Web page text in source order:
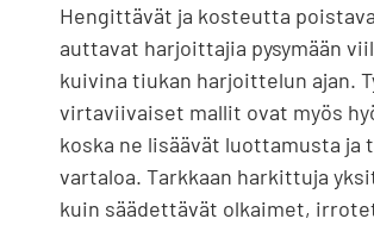
Hengittävät ja kosteutta
auttavat harjoittajia pysymään
kuivina tiukan harjoittelun ajan.
virtaviivaiset mallit ovat myös
koska ne lisäävät luottamusta ja
vartaloa. Tarkkaan harkittuja
kuin säädettävät olkaimet,